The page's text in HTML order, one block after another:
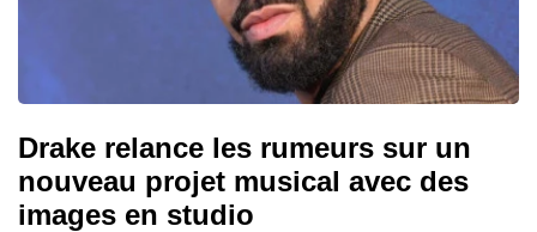
Drake relance les rumeurs sur un
nouveau projet musical avec des
images en studio